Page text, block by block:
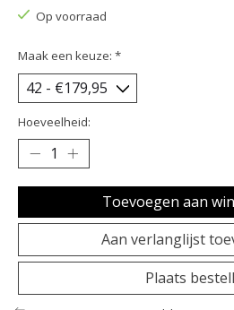
Op voorraad
Maak een keuze: *
Hoeveelheid:
Toevoegen aan
Aan verlanglijst
Plaats